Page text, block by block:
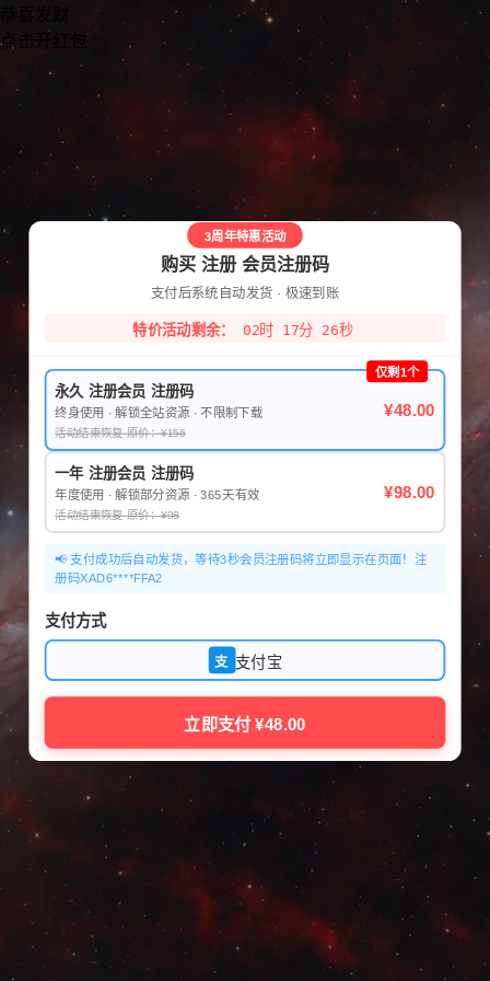
恭喜发财
点击开红包
3周年特惠活动
购买 注册 会员注册码
支付后系统自动发货 · 极速到账
特价活动剩余： 02时 17分 26秒
仅剩1个
永久 注册会员 注册码
终身使用 · 解锁全站资源 · 不限制下载
活动结束恢复 原价：¥156
¥48.00
一年 注册会员 注册码
年度使用 · 解锁部分资源 · 365天有效
活动结束恢复 原价：¥98
¥98.00
📢 支付成功后自动发货，等待3秒会员注册码将立即显示在页面！注
册码XAD6****FFA2
支付方式
支 支付宝
立即支付 ¥48.00